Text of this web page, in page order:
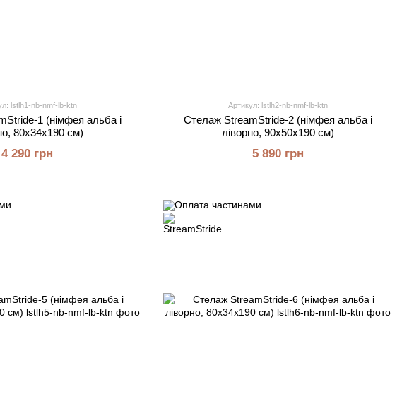
lstlh1-nb-nmf-lb-ktn
1 (німфея альба і
80х34х190 см)
4 290 грн
Артикул: lstlh2-nb-nmf-lb-ktn
Стелаж StreamStride-2 (німфея альба і
ліворно, 90х50х190 см)
5 890 грн